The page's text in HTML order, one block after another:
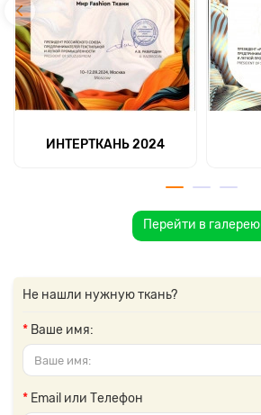
ИНТЕРТКАНЬ 2024
Перейти в галерею
Не нашли нужную ткань?
Ваше имя:
Email или Телефон